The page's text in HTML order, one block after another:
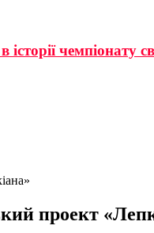
проект